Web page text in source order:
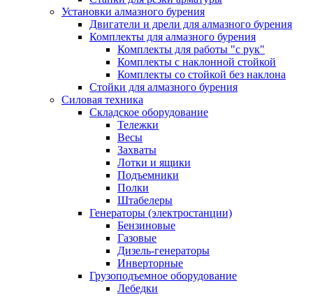
Установки алмазного бурения
Двигатели и дрели для алмазного бурения
Комплекты для алмазного бурения
Комплекты для работы "с рук"
Комплекты с наклонной стойкой
Комплекты со стойкой без наклона
Стойки для алмазного бурения
Силовая техника
Складское оборудование
Тележки
Весы
Захваты
Лотки и ящики
Подъемники
Полки
Штабелеры
Генераторы (электростанции)
Бензиновые
Газовые
Дизель-генераторы
Инверторные
Грузоподъемное оборудование
Лебедки